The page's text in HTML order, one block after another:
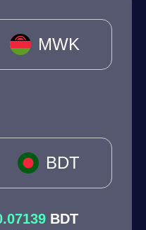
MWK
BDT
BDT